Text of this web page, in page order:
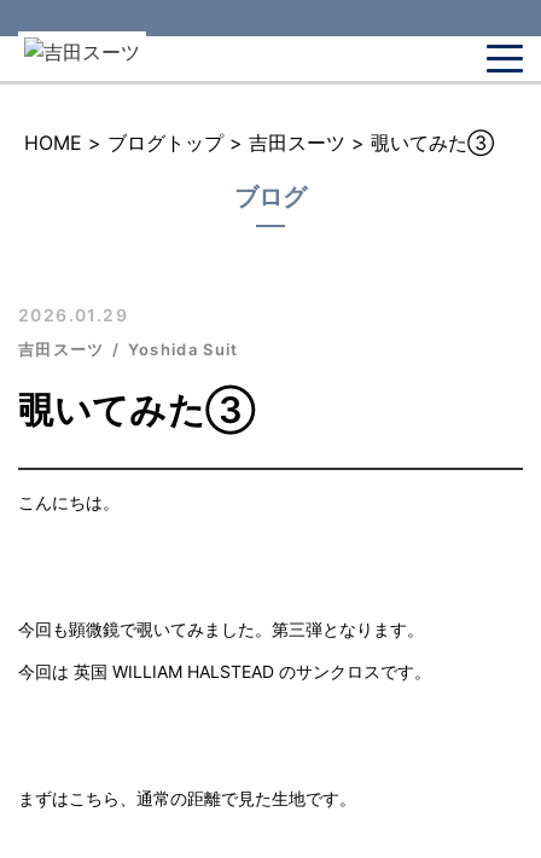
HOME > ブログトップ > 吉田スーツ > 覗いてみた③
ブログ
2026.01.29
吉田スーツ Yoshida Suit
覗いてみた③
こんにちは。
今回も顕微鏡で覗いてみました。第三弾となります。
今回は 英国 WILLIAM HALSTEAD のサンクロスです。
まずはこちら、通常の距離で見た生地です。